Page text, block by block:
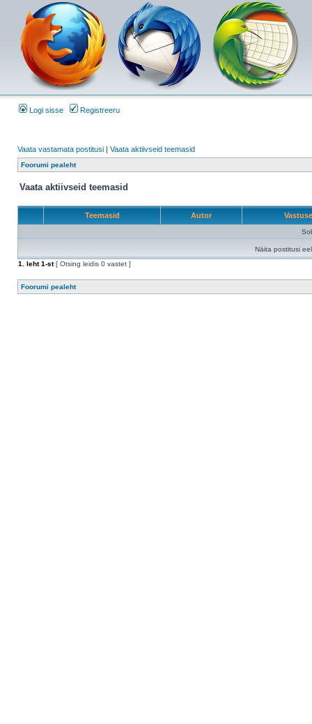
Logi sisse Registreeru
Vaata vastamata postitusi | Vaata aktiivseid teemasid
Foorumi pealeht
Vaata aktiivseid teemasid
Teemasid Autor
Näita postitusi
1
. leht1-st[ Otsing leidis 0 vastet ]
Foorumi pealeht